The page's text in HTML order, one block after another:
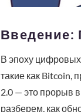
Введение:
В эпоху цифровых
такие как Bitcoin,
2.0 — это прорыв
разберем, как